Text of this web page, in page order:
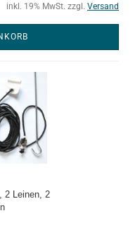
inkl. 19% MwSt. zzgl. Versand
2 Leinen, 2